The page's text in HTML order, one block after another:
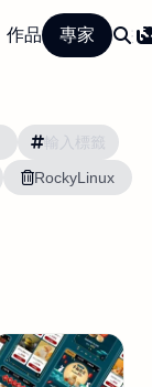
作品 專家
RockyLinux